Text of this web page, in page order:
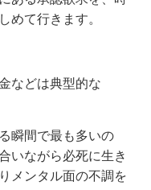
めて行きます。
などは典型的な
瞬間で最も多いの
いながら必死に生き
メンタル面の不調を